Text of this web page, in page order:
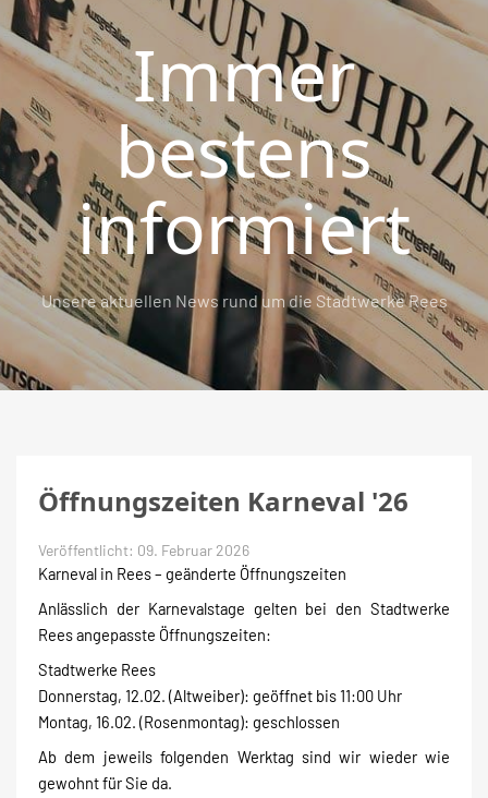
Immer
bestens
informiert
Unsere aktuellen News rund um die Stadtwerke Rees
Öffnungszeiten Karneval '26
Veröffentlicht: 09. Februar 2026
Karneval in Rees – geänderte Öffnungszeiten
Anlässlich der Karnevalstage gelten bei den Stadtwerke
Rees angepasste Öffnungszeiten:
Stadtwerke Rees
Donnerstag, 12.02. (Altweiber): geöffnet bis 11:00 Uhr
Montag, 16.02. (Rosenmontag): geschlossen
Ab dem jeweils folgenden Werktag sind wir wieder wie
gewohnt für Sie da.